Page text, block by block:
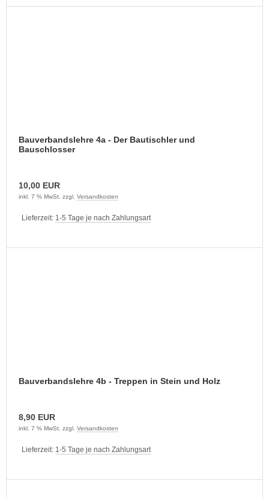
Bauverbandslehre 4a - Der Bautischler und
Bauschlosser
10,00 EUR
inkl. 7 % MwSt. zzgl. Versandkosten
Lieferzeit: 1-5 Tage je nach Zahlungsart
Bauverbandslehre 4b - Treppen in Stein und Holz
8,90 EUR
inkl. 7 % MwSt. zzgl. Versandkosten
Lieferzeit: 1-5 Tage je nach Zahlungsart